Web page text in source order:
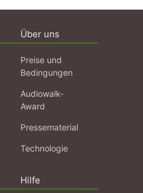
Über uns
Preise und
Bedingungen
Audiowalk-
Award
Pressematerial
Technologie
Hilfe